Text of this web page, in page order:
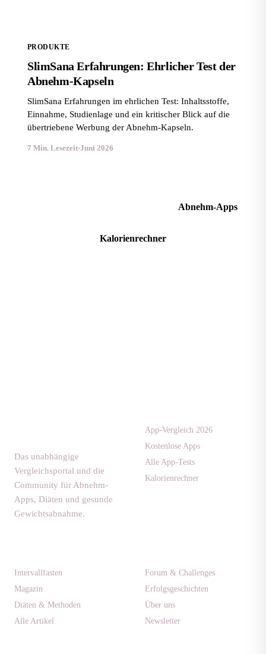
PRODUKTE
SlimSana Erfahrungen: Ehrlicher Test der
Abnehm-Kapseln
SlimSana Erfahrungen im ehrlichen Test: Inhaltsstoffe,
Einnahme, Studienlage und ein kritischer Blick auf die
übertriebene Werbung der Abnehm-Kapseln.
7 Min. Lesezeit·Juni 2026
Abnehm-Apps
Kalorienrechner
Das unabhängige
Vergleichsportal und die
Community für Abnehm-
Apps, Diäten und gesunde
Gewichtsabnahme.
App-Vergleich 2026
Kostenlose Apps
Alle App-Tests
Kalorienrechner
Intervallfasten
Magazin
Diäten & Methoden
Alle Artikel
Forum & Challenges
Erfolgsgeschichten
Über uns
Newsletter